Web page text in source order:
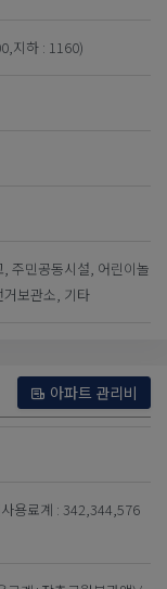
지하 : 1160)
주민공동시설, 어린이놀
보관소, 기타
아파트 관리비
용료계 : 342,344,576